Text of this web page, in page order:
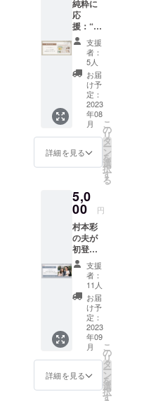
※2023
年10〜
12月の
3ヶ月、
月1回オ
ンライ
ンで開
催しま
す。
（日時
未定、
参加者
の希望
を伺い
ながら
ます）1
回2時間
程度を
想定し
ていま
すが、
延長す
る可能
性もご
ざいま
す。 ※
ヒュッ
ゲの森
でも開
催しま
す。現
地参加
をご希
ト：渡
辺潤平
さん＞
2000年
（株）
大手広
告代理
店入
社。
2007年
（株）
渡辺潤
平社設
立。広
告キャ
ンの企
画立案
をはじ
め、言
葉を中
心とし
たコ
ミュニ
ケー
ション
を幅広
く手掛
ける。
カンヌ
国際広
告祭な
ど受賞
歴多
数。
と安間
祥子と
共にブ
ラン
ディン
グの視
点から
建材や
インテ
リアの
セレク
ト・デ
につい
て
ゲの森
誕生秘
話をお
届けし
ます。
【大塚
彬子】
早稲田
大学理
工学部
建築学
科卒業
後、旭
化成
ホーム
ズ(株)入
社、社
内コン
ペでは
まく
いって
いたけ
れど、
今の自
分では
ここか
ら先精
神的に
しんど
くなる
な・・
。そん
的に感
じた私
は眞佑
里さん
の元で
心の学
びを始
め、心
もビジ
ネスも
プライ
ベート
も劇的
に変化
しまし
仕事で
は「心
業して2
年目を
迎える
2019年
春、会
社員時
代のお
給料程
度が稼
げたら
それで
いいと
いた私
に対し
サル
ティン
グをお
願いし
ていた
海江田
さんが
くだ
さった
一言で
す。こ
の一言
がきっ
かけで
ていく
覚悟が
9月20日
（水）
13:00〜
15:00
＊オン
ライン
配信
（アー
カイブ
配信あ
り） ＜
トーク
セミ
ナー詳
ンジは
誰だっ
て不安
が伴う
もので
すよ
ね。で
も実際
には、
軽やか
に変化
してい
く人と
そうで
ない人
す。こ
の差
トーク
テーマ
＞ 新た
なチャ
レンジ
とお金
のここ
だけの
催日時
＞ 2023
年9月27
日
（水）
13:00〜
ライン
配信
カイブ
配信あ
り） ＜
トーク
ショー
詳細＞
2018年
6月、村
本が起
業して
3ヶ月目
に3人目
のお客
様とし
純粋に
応
援：“ヒ
ュッゲ
の森 近
隣ガイ
ドマッ
プ”を
PDF
データ
でお届
けしま
す！
「ヒュ
ッゲの
コミュ
ニティ
の輪を
広げて
いく企
画やイ
ベント
の拡充
に利用
してほ
しい」
と純粋
に応援
した
い！と
思って
くださ
支援
者：
5人
お届
け予
定：
2023
年08
月
詳細を見る
こ
の
リ
タ
ー
ン
を
選
択
す
る
5,0
00 円
村本彩
の夫が
初登
場！＼
オンラ
イン夫
婦対
談！／
本音で
語りあ
える仕
事と
パート
ナー
シップ
支援
者：
11人
お届
け予
定：
2023
年09
月
詳細を見る
こ
の
リ
タ
ー
ン
を
選
択
す